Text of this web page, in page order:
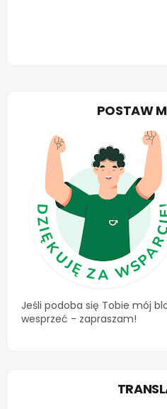
POSTAW
Jeśli podoba się Tobie mój
wesprzeć - zapraszam!